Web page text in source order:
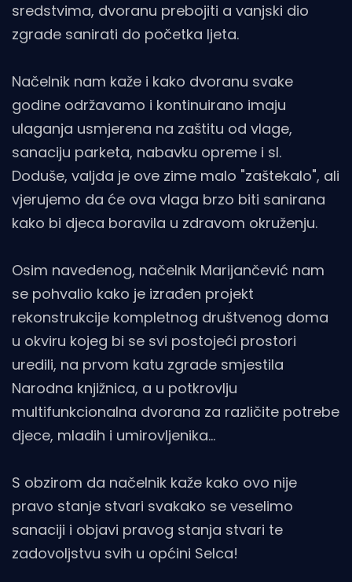
sredstvima, dvoranu prebojiti a vanjski dio
zgrade sanirati do početka ljeta.
Načelnik nam kaže i kako dvoranu svake
godine održavamo i kontinuirano imaju
ulaganja usmjerena na zaštitu od vlage,
sanaciju parketa, nabavku opreme i sl.
Doduše, valjda je ove zime malo "zaštekalo", ali
vjerujemo da će ova vlaga brzo biti sanirana
kako bi djeca boravila u zdravom okruženju.
Osim navedenog, načelnik Marijančević nam
se pohvalio kako je izrađen projekt
rekonstrukcije kompletnog društvenog doma
u okviru kojeg bi se svi postojeći prostori
uredili, na prvom katu zgrade smjestila
Narodna knjižnica, a u potkrovlju
multifunkcionalna dvorana za različite potrebe
djece, mladih i umirovljenika...
S obzirom da načelnik kaže kako ovo nije
pravo stanje stvari svakako se veselimo
sanaciji i objavi pravog stanja stvari te
zadovoljstvu svih u općini Selca!